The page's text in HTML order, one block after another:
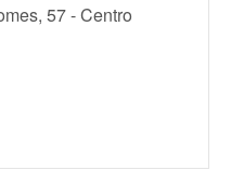
57 - Centro